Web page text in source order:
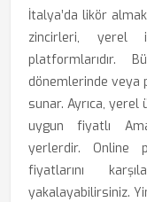
İtalya’da likör
zincirleri, yerel
platformlarıdır.
dönemlerinde veya
sunar. Ayrıca,
uygun fiyatlı
yerlerdir. Online
fiyatlarını
yakalayabilirsiniz.